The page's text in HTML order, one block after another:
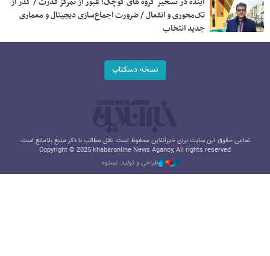
تک‌محوری و انفعال / ضرورت اجماع‌سازی دیجیتال و معماری
جدید انتخاب
نسخه دسکتاپ
تمامی حقوق این سایت برای خبرآنلاین محفوظ است. نقل مطالب با ذکر منبع بلامانع است.
Copyright © 2025 khabaronline News Agancy, All rights reserved
طراحی و تولید: نستوه